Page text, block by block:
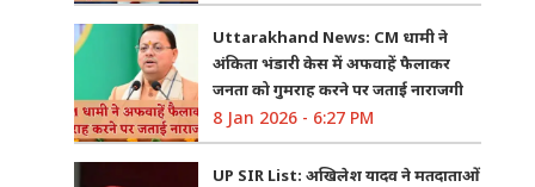
Uttarakhand News: CM धामी ने
अंकिता भंडारी केस में अफवाहें फैलाकर
जनता को गुमराह करने पर जताई नाराजगी
8 Jan 2026 - 6:27 PM
UP SIR List: अखिलेश यादव ने मतदाताओं